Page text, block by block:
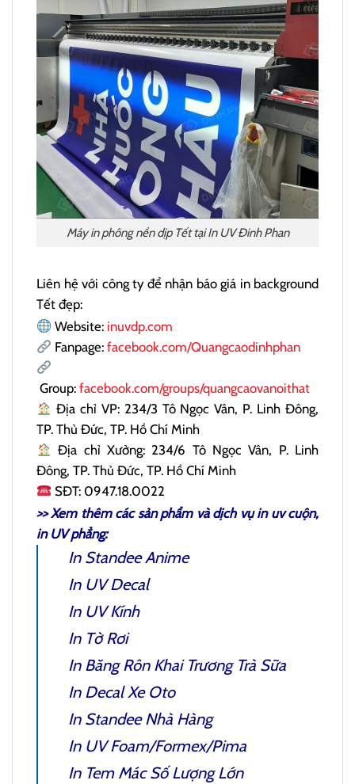
Máy in phông nền dịp Tết tại In UV Đinh Phan
Liên hệ với công ty để nhận báo giá in background
Tết đẹp:
Website: inuvdp.com
Fanpage: facebook.com/Quangcaodinhphan
Group: facebook.com/groups/quangcaovanoithat
Địa chỉ VP: 234/3 Tô Ngọc Vân, P. Linh Đông,
TP. Thủ Đức, TP. Hồ Chí Minh
Địa chỉ Xưởng: 234/6 Tô Ngọc Vân, P. Linh
Đông, TP. Thủ Đức, TP. Hồ Chí Minh
SĐT: 0947.18.0022
>> Xem thêm các sản phẩm và dịch vụin uv cuộn,
in UV phẳng:
In Standee Anime
In UV Decal
In UV Kính
In Tờ Rơi
In Băng Rôn Khai Trương Trà Sữa
In Decal Xe Oto
In Standee Nhà Hàng
In UV Foam/Formex/Pima
In Tem MácSố Lượng Lớn